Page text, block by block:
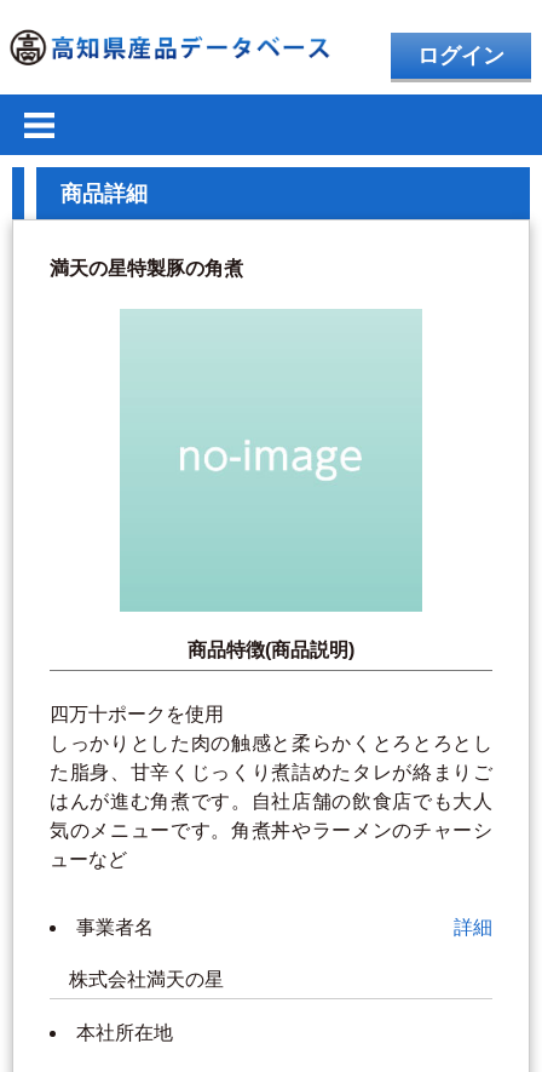
ログイン
商品詳細
満天の星特製豚の角煮
商品特徴(商品説明)
四万十ポークを使用
しっかりとした肉の触感と柔らかくとろとろとし
た脂身、甘辛くじっくり煮詰めたタレが絡まりご
はんが進む角煮です。自社店舗の飲食店でも大人
気のメニューです。角煮丼やラーメンのチャーシ
ューなど
事業者名 詳細
株式会社満天の星
本社所在地